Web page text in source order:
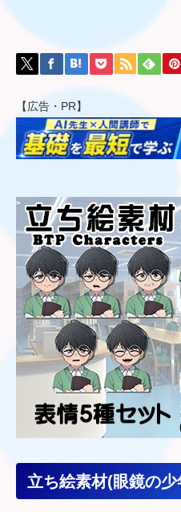
【広告・PR】
立ち絵素材(眼鏡の